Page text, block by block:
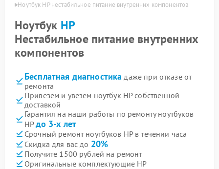
Ноутбук HP нестабильное питание внутренних компонентов
Ноутбук HP
Нестабильное питание внутренних
компонентов
Бесплатная диагностика даже при отказе от
ремонта
Привезем и увезем ноутбук HP собственной
доставкой
Гарантия на наши работы по ремонту ноутбуков
HPдо 3-х лет
Срочный ремонт ноутбуков HP в течении часа
Скидка для вас до 20%
Получите 1500 рублей на ремонт
Оригинальные комплектующие HP